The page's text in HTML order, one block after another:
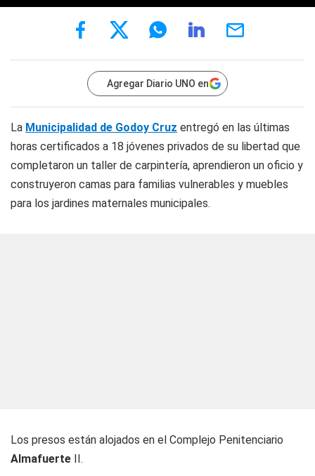
Agregar Diario UNO en
La Municipalidad de Godoy Cruz entregó en las últimas
horas certificados a 18 jóvenes privados de su libertad que
completaron un taller de carpintería, aprendieron un oficio y
construyeron camas para familias vulnerables y muebles
para los jardines maternales municipales.
Los presos están alojados en el Complejo Penitenciario
Almafuerte II.